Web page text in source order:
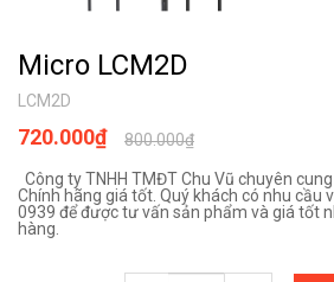
Micro LCM2D
LCM2D
800.000₫
720.000₫
Công ty TNHH TMĐT Chu Vũ chuyên
Chính hãng giá tốt. Quý khách có nhu cầu
0939 để được tư vấn sản phẩm và giá tốt
hàng.